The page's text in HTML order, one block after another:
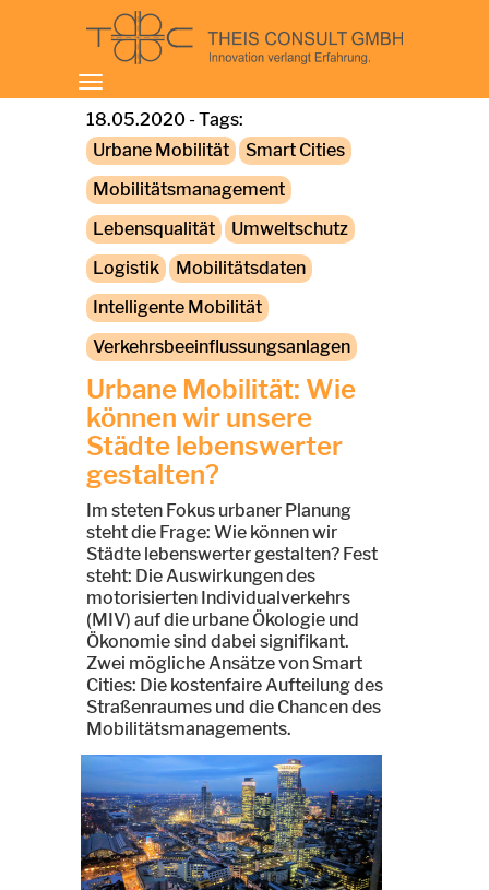
Toggle
navigation
18.05.2020 - Tags:
Urbane Mobilität
Smart Cities
Mobilitätsmanagement
Lebensqualität
Umweltschutz
Logistik
Mobilitätsdaten
Intelligente Mobilität
Verkehrsbeeinflussungsanlagen
Urbane Mobilität: Wie
können wir unsere
Städte lebenswerter
gestalten?
Im steten Fokus urbaner Planung
steht die Frage: Wie können wir
Städte lebenswerter gestalten? Fest
steht: Die Auswirkungen des
motorisierten Individualverkehrs
(MIV) auf die urbane Ökologie und
Ökonomie sind dabei signifikant.
Zwei mögliche Ansätze von Smart
Cities: Die kostenfaire Aufteilung des
Straßenraumes und die Chancen des
Mobilitätsmanagements.